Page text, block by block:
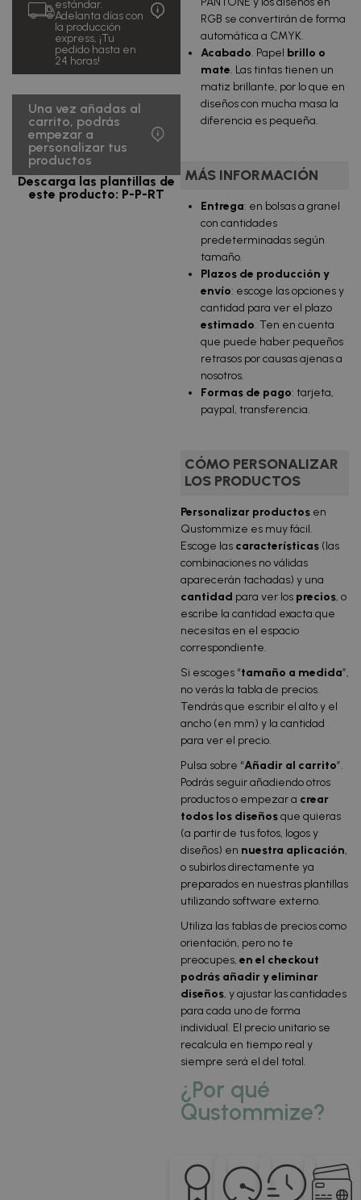
25000
uds.
0,02
€/u.
€
IVA
estándar.
Adelanta días con
la producción
express, ¡Tu
pedido hasta en
24 horas!
Una vez añadas al
carrito, podrás
empezar a
personalizar tus
productos
Descarga las plantillas de
este producto: P-P-RT
RGB se convertirán de forma
automática a CMYK.
Acabado. Papel brillo o
mate. Las tintas tienen un
matiz brillante, por lo que en
diseños con mucha masa la
diferencia es pequeña.
MÁS INFORMACIÓN
Entrega: en bolsas a granel
con cantidades
predeterminadas según
tamaño.
Plazos de producción y
envío: escoge las opciones y
cantidad para ver el plazo
estimado. Ten en cuenta
que puede haber pequeños
retrasos por causas ajenas a
nosotros.
Formas de pago: tarjeta,
paypal, transferencia.
CÓMO PERSONALIZAR
LOS PRODUCTOS
Personalizar productos en
Qustommize es muy fácil.
Escoge las características (las
combinaciones no válidas
aparecerán tachadas) y una
cantidad para ver los precios, o
escribe la cantidad exacta que
necesitas en el espacio
correspondiente.
Si escoges “tamaño a medida”,
no verás la tabla de precios.
Tendrás que escribir el alto y el
ancho (en mm) y la cantidad
para ver el precio.
Pulsa sobre “Añadir al carrito”.
Podrás seguir añadiendo otros
productos o empezar a crear
todos los diseñosque quieras
(a partir de tus fotos, logos y
diseños) en nuestra aplicación,
o subirlos directamente ya
preparados en nuestras plantillas
utilizando software externo.
Utiliza las tablas de precios como
orientación, pero no te
preocupes, en el checkout
podrás añadir y eliminar
diseños, y ajustar las cantidades
para cada uno de forma
individual. El precio unitario se
recalcula en tiempo real y
siempre será el del total.
¿Por qué
Qustommize?